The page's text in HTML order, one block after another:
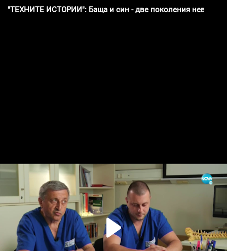
"ТЕХНИТЕ ИСТОРИИ": Баща и син - две поколения